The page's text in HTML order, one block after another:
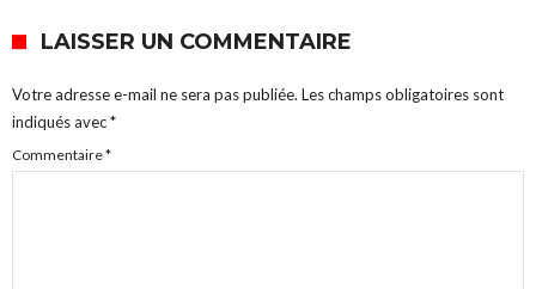
LAISSER UN COMMENTAIRE
Votre adresse e-mail ne sera pas publiée. Les champs obligatoires sont
indiqués avec*
Commentaire*